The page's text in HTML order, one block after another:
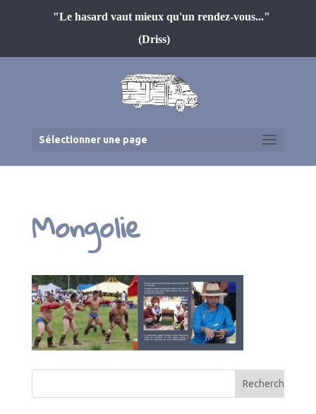
"Le hasard vaut mieux qu'un rendez-vous..."
(Driss)
Sélectionner une page
Mongolie